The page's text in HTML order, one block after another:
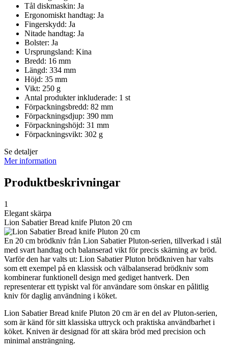
Tål diskmaskin: Ja
Ergonomiskt handtag: Ja
Fingerskydd: Ja
Nitade handtag: Ja
Bolster: Ja
Ursprungsland: Kina
Bredd: 16 mm
Längd: 334 mm
Höjd: 35 mm
Vikt: 250 g
Antal produkter inkluderade: 1 st
Förpackningsbredd: 82 mm
Förpackningsdjup: 390 mm
Förpackningshöjd: 31 mm
Förpackningsvikt: 302 g
Se detaljer
Mer information
Produktbeskrivningar
1
Elegant skärpa
Lion Sabatier Bread knife Pluton 20 cm
En 20 cm brödkniv från Lion Sabatier Pluton-serien, tillverkad i stål
med svart handtag och balanserad vikt för precis skärning av bröd.
Varför den har valts ut: Lion Sabatier Pluton brödkniven har valts
som ett exempel på en klassisk och välbalanserad brödkniv som
kombinerar funktionell design med gediget hantverk. Den
representerar ett typiskt val för användare som önskar en pålitlig
kniv för daglig användning i köket.
Lion Sabatier Bread knife Pluton 20 cm är en del av Pluton-serien,
som är känd för sitt klassiska uttryck och praktiska användbarhet i
köket. Kniven är designad för att skära bröd med precision och
minimal ansträngning.